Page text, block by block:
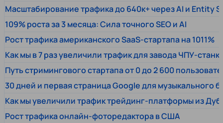
Масштабирование трафика до 640к+ через AI и Entity
109% роста за 3 месяца: Сила точного SEO и AI
Рост трафика американского SaaS-стартапа на 1011%
Как мы в 7 раз увеличили трафик для завода ЧПУ-
Путь стримингового стартапа от 0 до 2 600
30 дней и первая страница Google для музыкального
Как мы увеличили трафик трейдинг-платформы из
Рост трафика онлайн-фоторедактора в США